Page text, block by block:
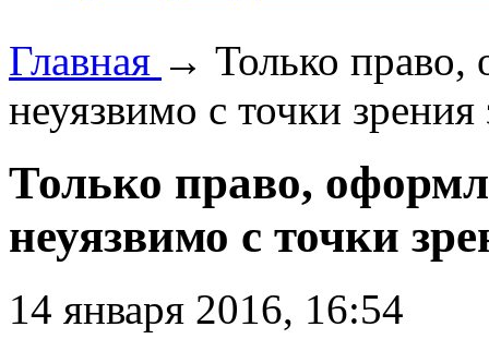
Главная → Только
неуязвимо с точки зрения
Только право,
неуязвимо с точки
14 января 2016, 16:54